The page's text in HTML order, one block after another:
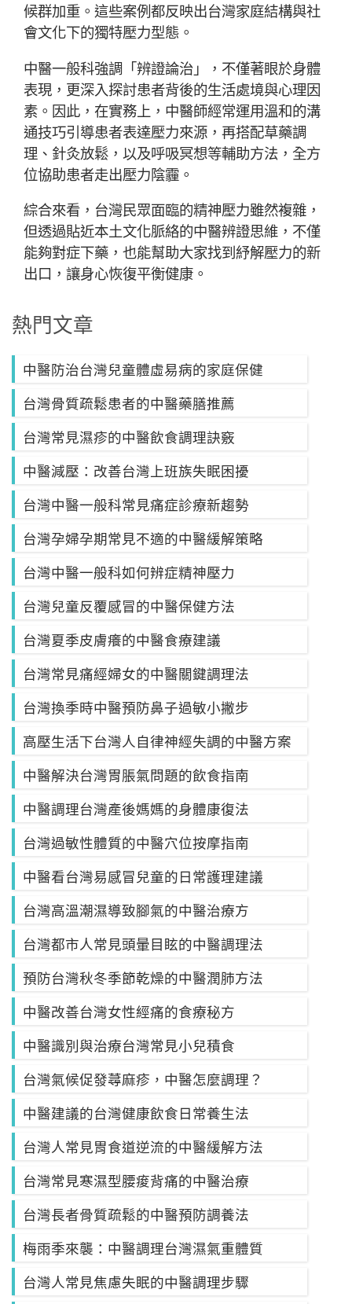
候群加重。這些案例都反映出台灣家庭結構與社
會文化下的獨特壓力型態。
中醫一般科強調「辨證論治」，不僅著眼於身體
表現，更深入探討患者背後的生活處境與心理因
素。因此，在實務上，中醫師經常運用溫和的溝
通技巧引導患者表達壓力來源，再搭配草藥調
理、針灸放鬆，以及呼吸冥想等輔助方法，全方
位協助患者走出壓力陰霾。
綜合來看，台灣民眾面臨的精神壓力雖然複雜，
但透過貼近本土文化脈絡的中醫辨證思維，不僅
能夠對症下藥，也能幫助大家找到紓解壓力的新
出口，讓身心恢復平衡健康。
熱門文章
中醫防治台灣兒童體虛易病的家庭保健
台灣骨質疏鬆患者的中醫藥膳推薦
台灣常見濕疹的中醫飲食調理訣竅
中醫減壓：改善台灣上班族失眠困擾
台灣中醫一般科常見痛症診療新趨勢
台灣孕婦孕期常見不適的中醫緩解策略
台灣中醫一般科如何辨症精神壓力
台灣兒童反覆感冒的中醫保健方法
台灣夏季皮膚癢的中醫食療建議
台灣常見痛經婦女的中醫關鍵調理法
台灣換季時中醫預防鼻子過敏小撇步
高壓生活下台灣人自律神經失調的中醫方案
中醫解決台灣胃脹氣問題的飲食指南
中醫調理台灣產後媽媽的身體康復法
台灣過敏性體質的中醫穴位按摩指南
中醫看台灣易感冒兒童的日常護理建議
台灣高溫潮濕導致腳氣的中醫治療方
台灣都市人常見頭暈目眩的中醫調理法
預防台灣秋冬季節乾燥的中醫潤肺方法
中醫改善台灣女性經痛的食療秘方
中醫識別與治療台灣常見小兒積食
台灣氣候促發蕁麻疹，中醫怎麼調理？
中醫建議的台灣健康飲食日常養生法
台灣人常見胃食道逆流的中醫緩解方法
台灣常見寒濕型腰痠背痛的中醫治療
台灣長者骨質疏鬆的中醫預防調養法
梅雨季來襲：中醫調理台灣濕氣重體質
台灣人常見焦慮失眠的中醫調理步驟